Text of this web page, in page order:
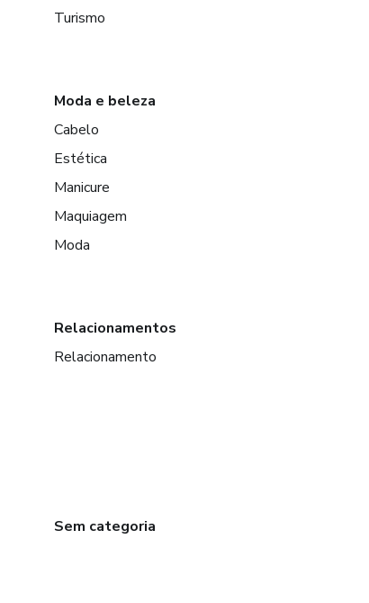
Turismo
Moda e beleza
Cabelo
Estética
Manicure
Maquiagem
Moda
Relacionamentos
Relacionamento
Sem categoria